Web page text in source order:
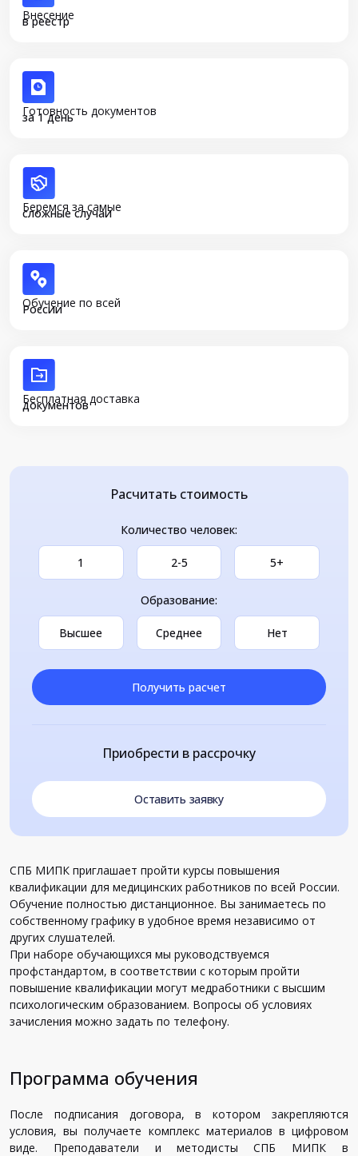
Внесение
в реестр
Готовность документов
за 1 день
Беремся за самые
сложные случаи
Обучение по всей
России
Бесплатная доставка
документов
Расчитать стоимость
Количество человек:
1 2-5 5+
Образование:
Высшее Среднее Нет
Получить расчет
Приобрести в рассрочку
Оставить заявку
СПБ МИПК приглашает пройти курсы повышения
квалификации для медицинских работников по всей России.
Обучение полностью дистанционное. Вы занимаетесь по
собственному графику в удобное время независимо от
других слушателей.
При наборе обучающихся мы руководствуемся
профстандартом, в соответствии с которым пройти
повышение квалификации могут медработники с высшим
психологическим образованием. Вопросы об условиях
зачисления можно задать по телефону.
Программа обучения
После подписания договора, в котором закрепляются
условия, вы получаете комплекс материалов в цифровом
виде. Преподаватели и методисты СПБ МИПК в